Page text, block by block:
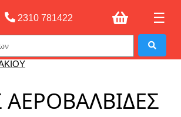
ΓΡΙΛΙΕΣ ΑΕΡΟΒΑΛΒΙΔΕΣ ΣΙΤΕΣ ΔΙΑΤΡΗΤΕΣ
2310 781422 ☰
ΑΕΡΟΒΑΛΒΙΔΕΣ